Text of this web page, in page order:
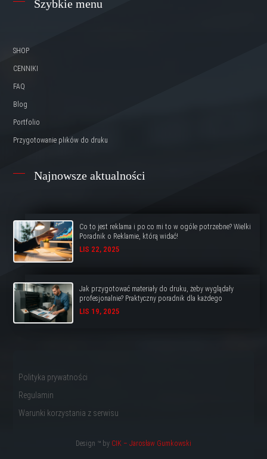
Szybkie menu
SHOP
CENNIKI
FAQ
Blog
Portfolio
Przygotowanie plików do druku
Najnowsze aktualności
Co to jest reklama i po co mi to w ogóle potrzebne? Wielki
Poradnik o Reklamie, którą widać!
LIS 22, 2025
Jak przygotować materiały do druku, żeby wyglądały
profesjonalnie? Praktyczny poradnik dla każdego
LIS 19, 2025
Polityka prywatności
Regulamin
Warunki korzystania z serwisu
Design ™ by CIK – Jarosław Gumkowski